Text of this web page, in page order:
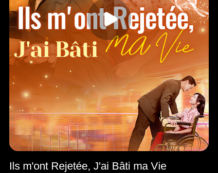
Ils m'ont Rejetée, J'ai Bâti ma Vie